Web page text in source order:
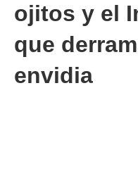
ojitos y el
que
envidia